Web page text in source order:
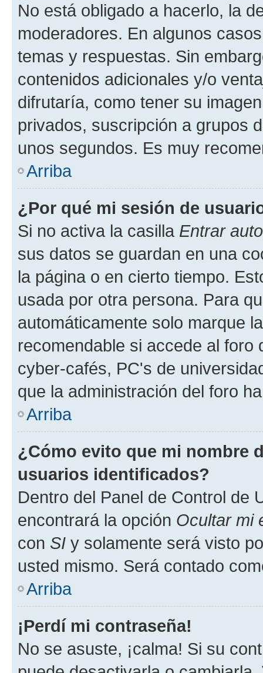
No está obligado a hacerlo, la
moderadores. En algunos
temas y respuestas. Sin
contenidos adicionales y/o
difrutaría, como tener su
privados, suscripción a grupos
unos segundos. Es muy
Arriba
¿Por qué mi sesión de
Si no activa la casilla Entrar
sus datos se guardan en una
la página o en cierto tiempo.
usada por otra persona. Para
automáticamente solo marque
recomendable si accede al foro
cyber-cafés, PC's de
que la administración del foro
Arriba
¿Cómo evito que mi nombre
usuarios identificados?
Dentro del Panel de Control de
encontrará la opción Ocultar mi
con SI y solamente será visto
usted mismo. Será contado
Arriba
¡Perdí mi contraseña!
No se asuste, ¡calma! Si su